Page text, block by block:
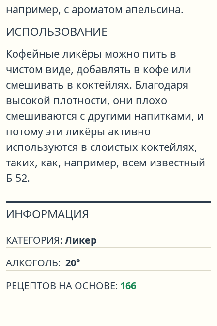
например, с ароматом апельсина.
ИСПОЛЬЗОВАНИЕ
Кофейные ликёры можно пить в
чистом виде, добавлять в кофе или
смешивать в коктейлях. Благодаря
высокой плотности, они плохо
смешиваются с другими напитками, и
потому эти ликёры активно
используются в слоистых коктейлях,
таких, как, например, всем известный
Б-52.
ИНФОРМАЦИЯ
КАТЕГОРИЯ: Ликер
АЛКОГОЛЬ: 20°
РЕЦЕПТОВ НА ОСНОВЕ: 166